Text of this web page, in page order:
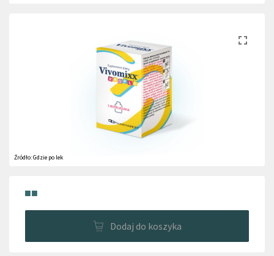
Źródło:Gdzie po lek
■■
Dodaj do koszyka